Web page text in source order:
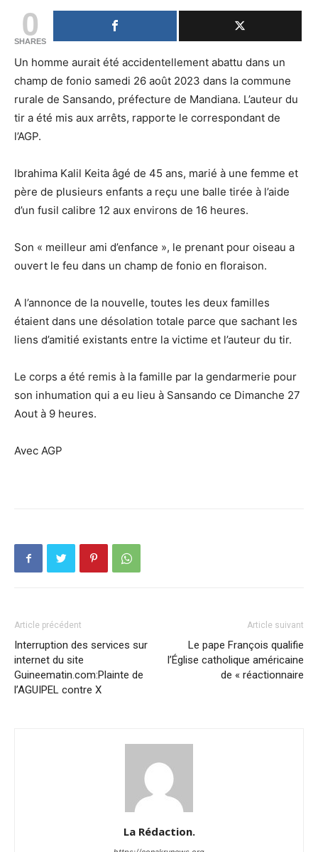
0
SHARES
Un homme aurait été accidentellement abattu dans un
champ de fonio samedi 26 août 2023 dans la commune
rurale de Sansando, préfecture de Mandiana. L’auteur du
tir a été mis aux arrêts, rapporte le correspondant de
l’AGP.
Ibrahima Kalil Keita âgé de 45 ans, marié à une femme et
père de plusieurs enfants a reçu une balle tirée à l’aide
d’un fusil calibre 12 aux environs de 16 heures.
Son « meilleur ami d’enfance », le prenant pour oiseau a
ouvert le feu dans un champ de fonio en floraison.
A l’annonce de la nouvelle, toutes les deux familles
étaient dans une désolation totale parce que sachant les
liens d’amitié existants entre la victime et l’auteur du tir.
Le corps a été remis à la famille par la gendarmerie pour
son inhumation qui a eu lieu à Sansando ce Dimanche 27
Aout à 9 heures.
Avec AGP
Article précédent
Interruption des services sur
internet du site
Guineematin.com:Plainte de
l’AGUIPEL contre X
Article suivant
Le pape François qualifie
l’Église catholique américaine
de « réactionnaire
La Rédaction.